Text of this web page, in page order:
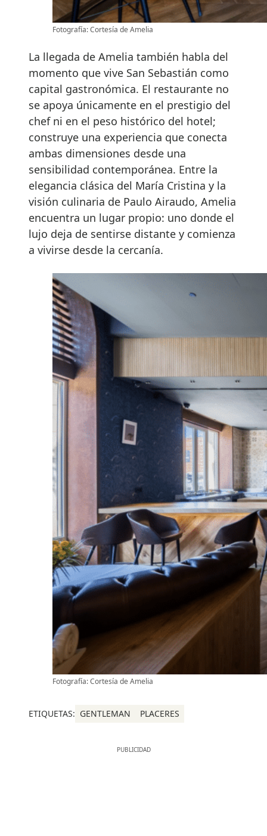
Fotografía: Cortesía de Amelia
La llegada de Amelia también habla del
momento que vive San Sebastián como
capital gastronómica. El restaurante no
se apoya únicamente en el prestigio del
chef ni en el peso histórico del hotel;
construye una experiencia que conecta
ambas dimensiones desde una
sensibilidad contemporánea. Entre la
elegancia clásica del María Cristina y la
visión culinaria de Paulo Airaudo, Amelia
encuentra un lugar propio: uno donde el
lujo deja de sentirse distante y comienza
a vivirse desde la cercanía.
Fotografía: Cortesía de Amelia
ETIQUETAS: GENTLEMAN PLACERES